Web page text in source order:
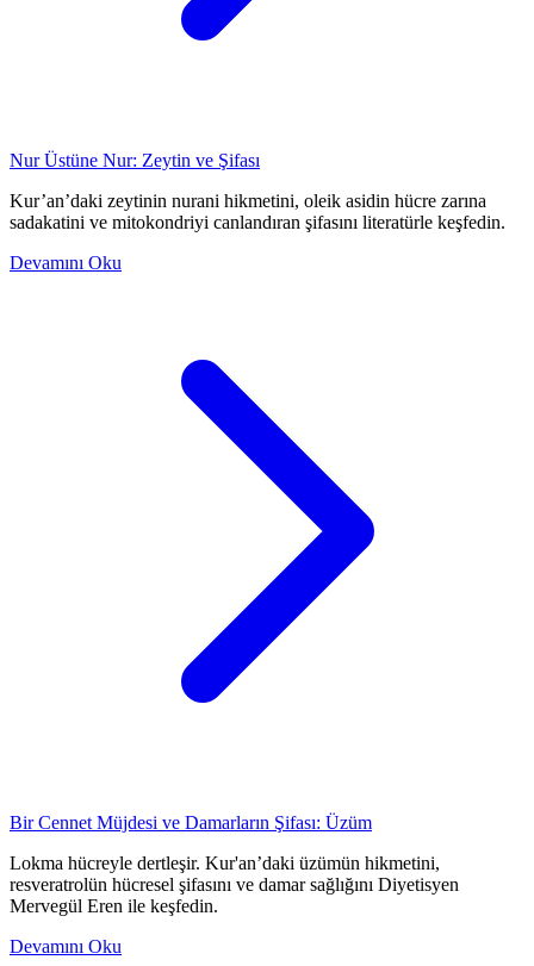
Nur Üstüne Nur: Zeytin ve Şifası
Kur’an’daki zeytinin nurani hikmetini, oleik asidin hücre zarına
sadakatini ve mitokondriyi canlandıran şifasını literatürle keşfedin.
Devamını Oku
Bir Cennet Müjdesi ve Damarların Şifası: Üzüm
Lokma hücreyle dertleşir. Kur'an’daki üzümün hikmetini,
resveratrolün hücresel şifasını ve damar sağlığını Diyetisyen
Mervegül Eren ile keşfedin.
Devamını Oku